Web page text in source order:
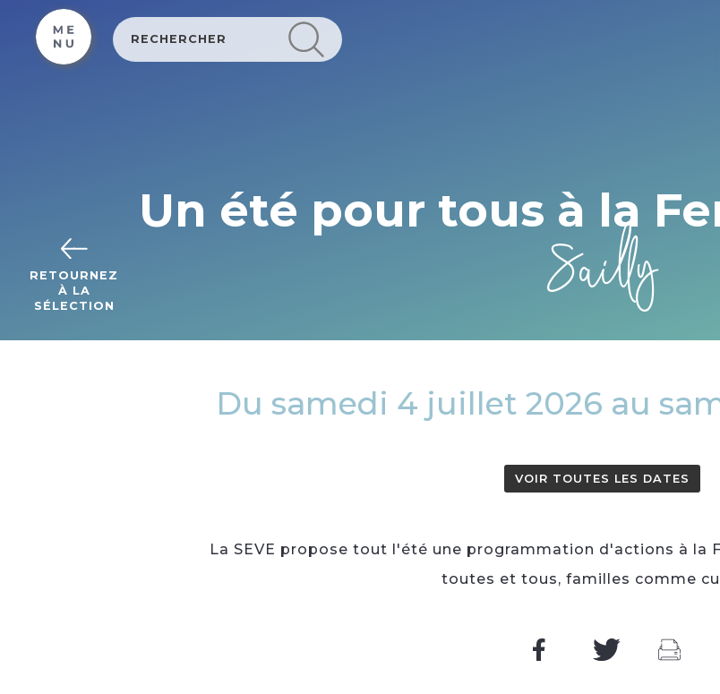
RETOURNEZ
À LA
SÉLECTION
Un été pour tous à la
Sailly
Du samedi 4 juillet 2026 au
VOIR TOUTES LES DATES
La SEVE propose tout l'été une programmation d'actions à la
toutes et tous, familles comme
Cookies beheer paneel